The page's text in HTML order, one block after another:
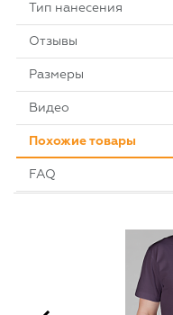
Тип нанесения
Отзывы
Размеры
Видео
Похожие товары
FAQ